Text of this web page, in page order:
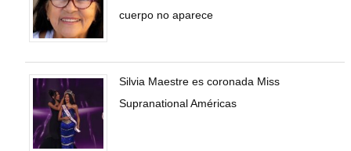
cuerpo no aparece
Silvia Maestre es coronada Miss
Supranational Américas